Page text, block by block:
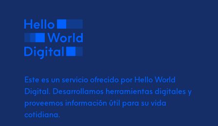
Este es un servicio ofrecido por Hello World
Digital. Desarrollamos herramientas digitales y
proveemos información útil para su vida
cotidiana.